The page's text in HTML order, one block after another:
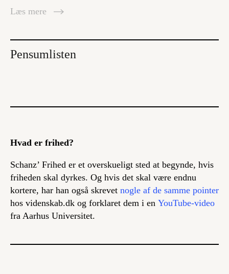
Læs mere
Pensumlisten
Hvad er frihed?
Schanz’ Frihed er et overskueligt sted at begynde, hvis
friheden skal dyrkes. Og hvis det skal være endnu
kortere, har han også skrevet nogle af de samme pointer
hos videnskab.dk og forklaret dem i en YouTube-video
fra Aarhus Universitet.